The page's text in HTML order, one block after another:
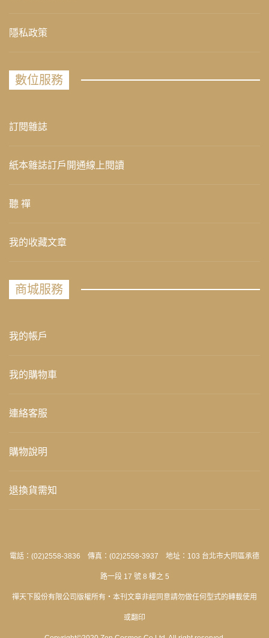
隱私政策
數位服務
訂閱雜誌
紙本雜誌訂戶開通線上閱讀
聽 禪
我的收藏文章
商城服務
我的帳戶
我的購物車
連絡客服
購物說明
退換貨需知
電話：(02)2558-3836 傳真：(02)2558-3937 地址：103 台北市大同區承德
路一段 17 號 8 樓之 5
禪天下股份有限公司版權所有‧本刊文章非經同意請勿做任何型式的轉載使用
或翻印